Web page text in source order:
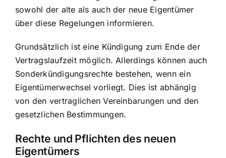
sowohl der alte als auch der neue Eigentümer
über diese Regelungen informieren.
Grundsätzlich ist eine Kündigung zum Ende der
Vertragslaufzeit möglich. Allerdings können auch
Sonderkündigungsrechte bestehen, wenn ein
Eigentümerwechsel vorliegt. Dies ist abhängig
von den vertraglichen Vereinbarungen und den
gesetzlichen Bestimmungen.
Rechte und Pflichten des neuen
Eigentümers